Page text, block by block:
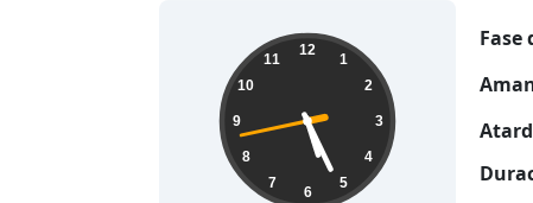
05:25:43 12
1
2
3
4
5
6
7
8
9
10
11
Fase